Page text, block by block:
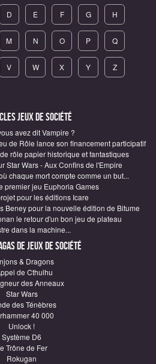
D E F G H
M N O P Q
V W X Y Z
Jeux de société
avez dit Vampire ?
de Rôle lance son financement participatif
rôle papier historique et fantastiques
Star Wars - Aux Confins de l'Empire
chaque mort compte comme un but...
premier jeu Euphoria Games
pour les éditions Icare
Beney pour la nouvelle édition de Bitume
le retour d'un bon jeu de plateau
dans la machine...
de Jeux de société
& Dragons
de Cthulhu
des Anneaux
Star Wars
des Ténèbres
40 000
Unlock !
Système D6
Trône de Fer
Rokugan